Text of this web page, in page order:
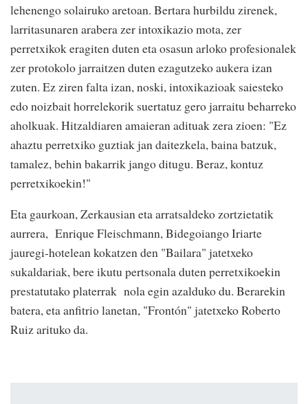
lehenengo solairuko aretoan. Bertara hurbildu zirenek,
larritasunaren arabera zer intoxikazio mota, zer
perretxikok eragiten duten eta osasun arloko profesionalek
zer protokolo jarraitzen duten ezagutzeko aukera izan
zuten. Ez ziren falta izan, noski, intoxikazioak saiesteko
edo noizbait horrelekorik suertatuz gero jarraitu beharreko
aholkuak. Hitzaldiaren amaieran adituak zera zioen: "Ez
ahaztu perretxiko guztiak jan daitezkela, baina batzuk,
tamalez, behin bakarrik jango ditugu. Beraz, kontuz
perretxikoekin!"
Eta gaurkoan, Zerkausian eta arratsaldeko zortzietatik
aurrera, Enrique Fleischmann, Bidegoiango Iriarte
jauregi-hotelean kokatzen den "Bailara" jatetxeko
sukaldariak, bere ikutu pertsonala duten perretxikoekin
prestatutako platerrak nola egin azalduko du. Berarekin
batera, eta anfitrio lanetan, "Frontón" jatetxeko Roberto
Ruiz arituko da.